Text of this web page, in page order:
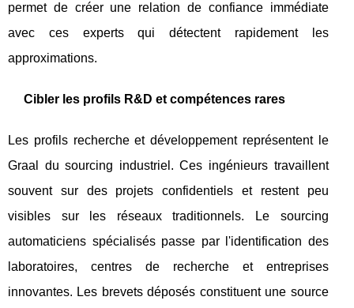
permet de créer une relation de confiance immédiate
avec ces experts qui détectent rapidement les
approximations.
Cibler les profils R&D et compétences rares
Les profils recherche et développement représentent le
Graal du sourcing industriel. Ces ingénieurs travaillent
souvent sur des projets confidentiels et restent peu
visibles sur les réseaux traditionnels. Le sourcing
automaticiens spécialisés passe par l'identification des
laboratoires, centres de recherche et entreprises
innovantes. Les brevets déposés constituent une source